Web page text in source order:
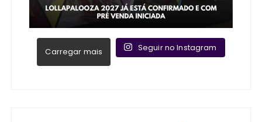
Carregar mais Seguir no Instagram